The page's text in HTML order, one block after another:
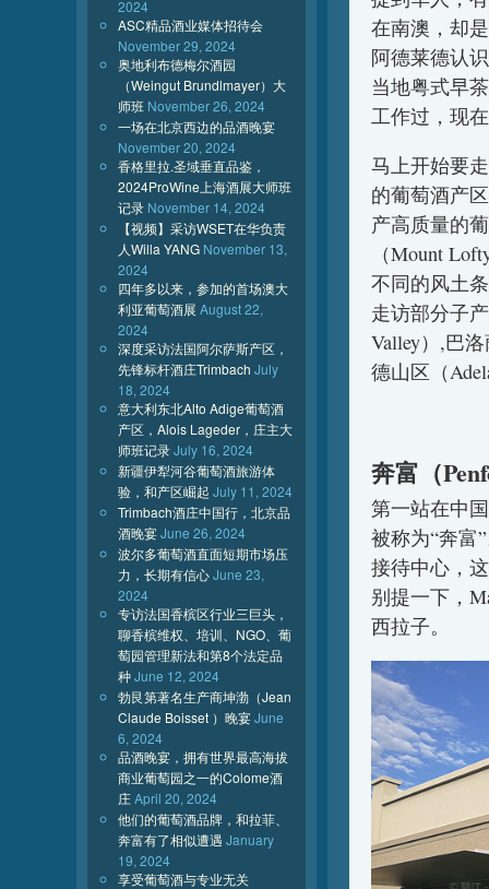
在南澳，却
阿德莱德认
当地粤式早
工作过，现
马上开始要
的葡萄酒产
产高质量的
（Mount
不同的风土
走访部分子
Valley）,巴
德山区（
奔富（
第一站在中
被称为“奔富
接待中心，
别提一下，
西拉子。
2024
ASC精品酒业媒体招待会
November 29, 2024
奥地利布德梅尔酒园
（Weingut Brundlmayer）大
师班 November 26, 2024
一场在北京西边的品酒晚宴
November 20, 2024
香格里拉.圣域垂直品鉴，
2024ProWine上海酒展大师班
记录 November 14, 2024
【视频】采访WSET在华负责
人Willa YANG November 13,
2024
四年多以来，参加的首场澳大
利亚葡萄酒展 August 22,
2024
深度采访法国阿尔萨斯产区，
先锋标杆酒庄Trimbach July
18, 2024
意大利东北Alto Adige葡萄酒
产区，Alois Lageder，庄主大
师班记录July 16, 2024
新疆伊犁河谷葡萄酒旅游体
验，和产区崛起 July 11, 2024
Trimbach酒庄中国行，北京品
酒晚宴June 26, 2024
波尔多葡萄酒直面短期市场压
力，长期有信心June 23,
2024
专访法国香槟区行业三巨头，
聊香槟维权、培训、NGO、葡
萄园管理新法和第8个法定品
种June 12, 2024
勃艮第著名生产商坤渤（Jean
Claude Boisset ）晚宴June
6, 2024
品酒晚宴，拥有世界最高海拔
商业葡萄园之一的Colome酒
庄April 20, 2024
他们的葡萄酒品牌，和拉菲、
奔富有了相似遭遇 January
19, 2024
享受葡萄酒与专业无关